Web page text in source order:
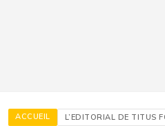
ACCUEIL L’EDITORIAL DE TITUS